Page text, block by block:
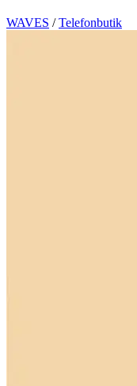
WAVES /Telefonbutik